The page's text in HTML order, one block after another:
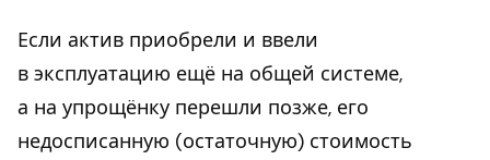
Если актив приобрели и ввели
в эксплуатацию ещё на общей системе,
а на упрощёнку перешли позже, его
недосписанную (остаточную) стоимость